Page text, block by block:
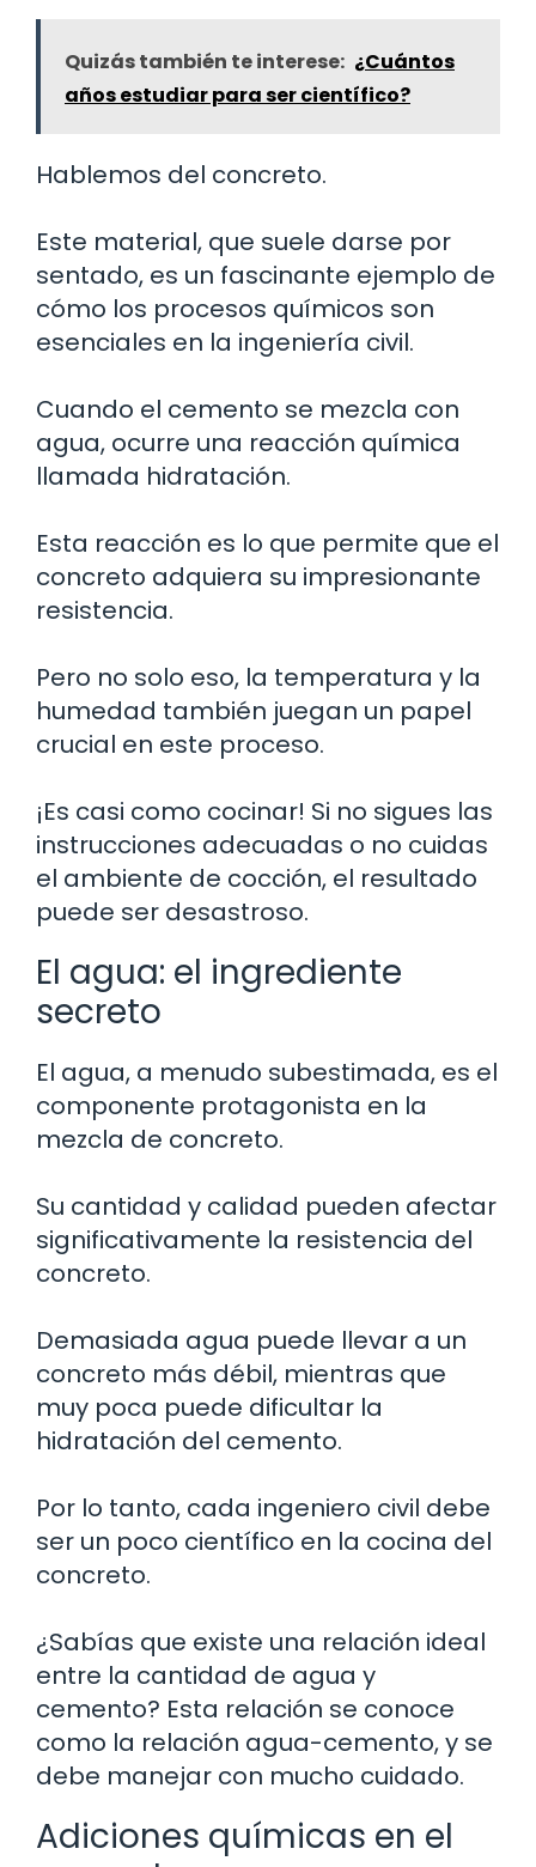
Quizás también te interese: ¿Cuántos
años estudiar para ser científico?
Hablemos del concreto.
Este material, que suele darse por
sentado, es un fascinante ejemplo de
cómo los procesos químicos son
esenciales en la ingeniería civil.
Cuando el cemento se mezcla con
agua, ocurre una reacción química
llamada hidratación.
Esta reacción es lo que permite que el
concreto adquiera su impresionante
resistencia.
Pero no solo eso, la temperatura y la
humedad también juegan un papel
crucial en este proceso.
¡Es casi como cocinar! Si no sigues las
instrucciones adecuadas o no cuidas
el ambiente de cocción, el resultado
puede ser desastroso.
El agua: el ingrediente
secreto
El agua, a menudo subestimada, es el
componente protagonista en la
mezcla de concreto.
Su cantidad y calidad pueden afectar
significativamente la resistencia del
concreto.
Demasiada agua puede llevar a un
concreto más débil, mientras que
muy poca puede dificultar la
hidratación del cemento.
Por lo tanto, cada ingeniero civil debe
ser un poco científico en la cocina del
concreto.
¿Sabías que existe una relación ideal
entre la cantidad de agua y
cemento? Esta relación se conoce
como la relación agua-cemento, y se
debe manejar con mucho cuidado.
Adiciones químicas en el